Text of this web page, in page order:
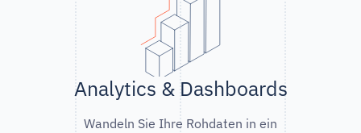
Analytics & Dashboards
Wandeln Sie Ihre Rohdaten in ein